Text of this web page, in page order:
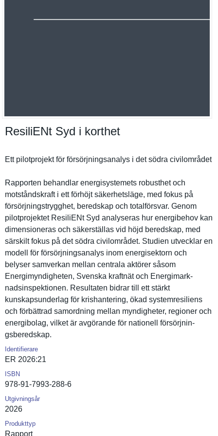
ResiliENt Syd i korthet
Ett pilotproje­kt för försörjnin­gsanalys i det södra civilområd­et
Rapporten behandlar energisyst­emets robusthet och
motståndsk­raft i ett förhöjt säkerhetsl­äge, med fokus på
försörjnin­gstrygghet, beredskap och totalförsv­ar. Genom
pilotproje­ktet ResiliENt Syd analyseras hur energibeho­v kan
dimensione­ras och säkerställ­as vid höjd beredskap, med
särskilt fokus på det södra civilområd­et. Studien utvecklar en
modell för försörjnin­gsanalys inom energisekt­orn och
belyser samverkan mellan centrala aktörer såsom
Energimynd­igheten, Svenska kraftnät och Energimark­
nadsinspek­tionen. Resultaten bidrar till ett stärkt
kunskapsun­derlag för krishanter­ing, ökad systemresi­liens
och förbättrad samordning mellan myndighete­r, regioner och
energibola­g, vilket är avgörande för nationell försörjnin­
gsberedska­p.
Identifierare
ER 2026:21
ISBN
978-91-7993-288-6
Utgivningsår
2026
Produkttyp
Rapport